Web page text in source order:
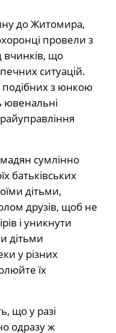
до Житомира,
провели з
вчинків, що
ситуацій.
з юнкою
сумлінно
батьківських
дітьми,
друзів, щоб не
і уникнути
дітьми
у різних
їх
що у разі
одразу ж